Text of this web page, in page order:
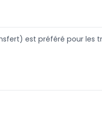
est préféré pour les